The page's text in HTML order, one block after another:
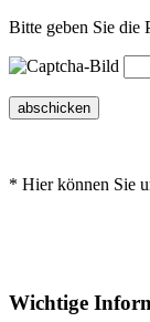
Bitte geben Sie die
abschicken
* Hier können Sie
Wichtige